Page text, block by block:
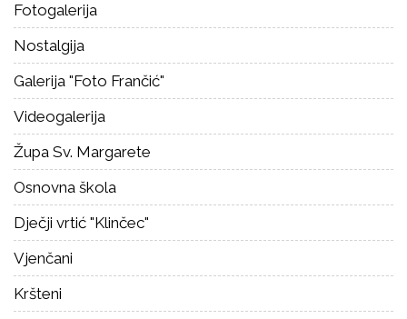
Fotogalerija
Nostalgija
Galerija "Foto Frančić"
Videogalerija
Župa Sv. Margarete
Osnovna škola
Dječji vrtić "Klinčec"
Vjenčani
Kršteni